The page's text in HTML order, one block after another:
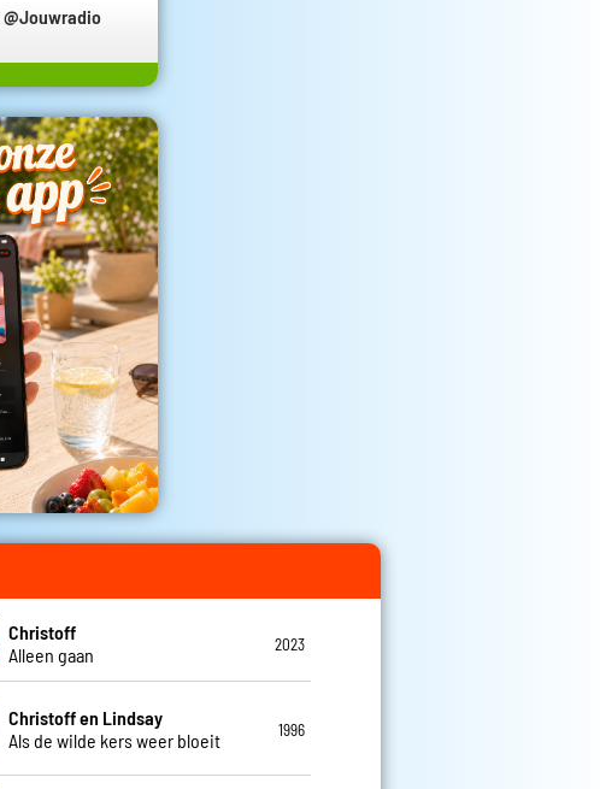
@Jouwradio
Christoff
Alleen gaan
2023
Christoff en Lindsay
Als de wilde kers weer bloeit
1996